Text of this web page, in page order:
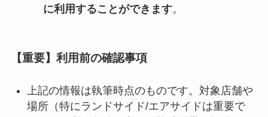
に利用することができます。
【重要】利用前の確認事項
上記の情報は執筆時点のものです。対象店舗や
場所（特にランドサイド/エアサイドは重要で